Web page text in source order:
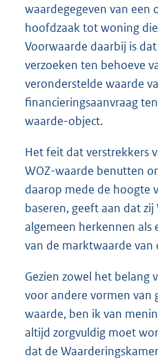
waardegegeven van een
hoofdzaak tot woning
Voorwaarde daarbij is
verzoeken ten behoeve
veronderstelde waarde
financieringsaanvraag
waarde-object.
Het feit dat verstrekkers
WOZ-waarde benutten
daarop mede de hoogte
baseren, geeft aan dat
algemeen herkennen als
van de marktwaarde van
Gezien zowel het belang
voor andere vormen van
waarde, ben ik van
altijd zorgvuldig moet
dat de